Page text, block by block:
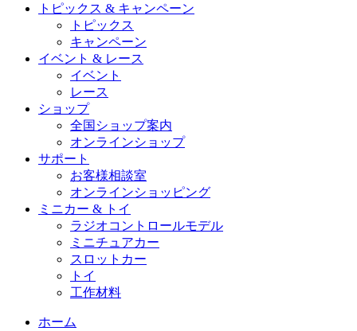
トピックス & キャンペーン
トピックス
キャンペーン
イベント & レース
イベント
レース
ショップ
全国ショップ案内
オンラインショップ
サポート
お客様相談室
オンラインショッピング
ミニカー & トイ
ラジオコントロールモデル
ミニチュアカー
スロットカー
トイ
工作材料
ホーム